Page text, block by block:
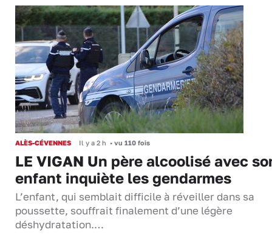
ALÈS-CÉVENNES Il y a 2 h • vu 110 fois
LE VIGAN Un père alcoolisé avec
enfant inquiète les gendarmes
L’enfant, qui semblait difficile à réveiller dans sa
poussette, souffrait finalement d’une légère
déshydratation.…